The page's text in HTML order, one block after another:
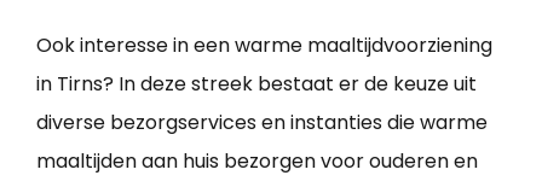
Ook interesse in een warme maaltijdvoorziening
in Tirns? In deze streek bestaat er de keuze uit
diverse bezorgservices en instanties die warme
maaltijden aan huis bezorgen voor ouderen en